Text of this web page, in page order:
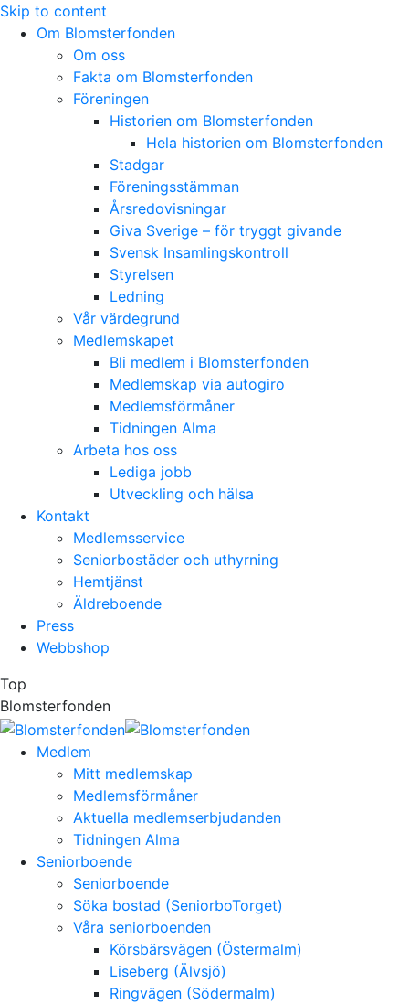
Skip to content
Om Blomsterfonden
Om oss
Fakta om Blomsterfonden
Föreningen
Historien om Blomsterfonden
Hela historien om Blomsterfonden
Stadgar
Föreningsstämman
Årsredovisningar
Giva Sverige – för tryggt givande
Svensk Insamlingskontroll
Styrelsen
Ledning
Vår värdegrund
Medlemskapet
Bli medlem i Blomsterfonden
Medlemskap via autogiro
Medlemsförmåner
Tidningen Alma
Arbeta hos oss
Lediga jobb
Utveckling och hälsa
Kontakt
Medlemsservice
Seniorbostäder och uthyrning
Hemtjänst
Äldreboende
Press
Webbshop
Top
Blomsterfonden
Medlem
Mitt medlemskap
Medlemsförmåner
Aktuella medlemserbjudanden
Tidningen Alma
Seniorboende
Seniorboende
Söka bostad (SeniorboTorget)
Våra seniorboenden
Körsbärsvägen (Östermalm)
Liseberg (Älvsjö)
Ringvägen (Södermalm)